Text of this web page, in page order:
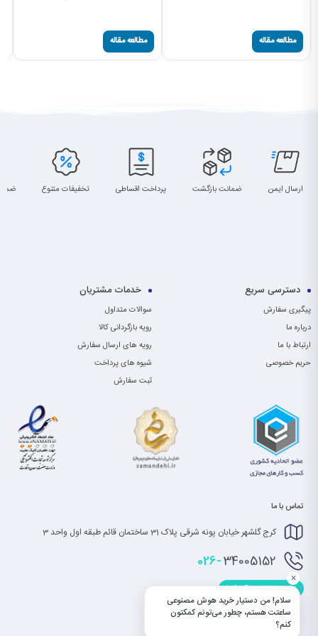
مطالعه مقاله مطالعه مقاله
ارسال ایمن ضمانت بازگشت پرداخت اقساطی تخفیفات متنوع
دسترسی سریع
پیگیری سفارش
درباره ما
ارتباط با ما
حریم خصوصی
خدمات مشتریان
سوالات متداول
رویه بازگردانی کالا
رویه های ارسال سفارش
شیوه های پرداخت
ثبت سفارش
تماس با ما
کرج گلشهر خیابان پونه شرقی پلاک 31 ساختمان قائم طبقه اول واحد 3
026-34005152
info@saatet.com
سلام! من دستیار خرید هوش مصنوعی
ساعتت هستم، چطور می‌تونم کمکتون
کنم؟
×